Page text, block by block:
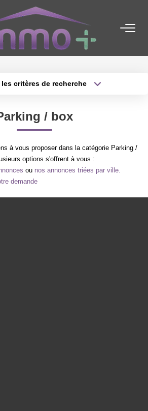
ACHETER
LOUER
FAIRE GÉRER
AGENCE
Nous Contacter
critères de recherche
Plus de critères
/ box
à vous proposer dans la catégorie Parking /
options s'offrent à vous :
ou nos annonces triées par ville.
demande